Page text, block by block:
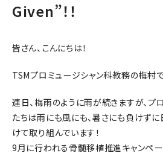
Given”！！
皆さん、こんにちは！
TSMプロミュージシャン科教務の梅村で
連日、梅雨のように雨が続きますが、プ
たちは雨にも風にも、暑さにも負けず
けて取り組んでいます！
9月に行われる骨髄移植推進キャンペー